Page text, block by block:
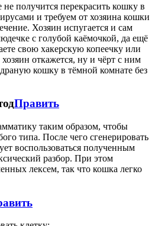
получится перекрасить кошку в
и требуем от хозяина кошки
Хозяин испугается и сам
с голубой каёмочкой, да ещё
свою хакерскую копеечку или
откажется, ну и чёрт с ним
кошку в тёмной комнате без
Править
таким образом, чтобы
типа. После чего сгенерировать
воспользоваться полученным
разбор. При этом
лексем, так что кошка легко